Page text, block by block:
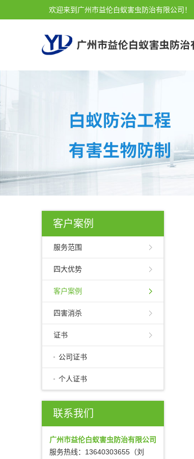
欢迎来到广州市益伦白蚁害虫防治有限公司！
客户案例
服务范围
四大优势
客户案例
四害消杀
证书
公司证书
个人证书
联系我们
广州市益伦白蚁害虫防治有限公司
服务热线：13640303655（刘